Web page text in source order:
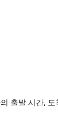
출발 시간,